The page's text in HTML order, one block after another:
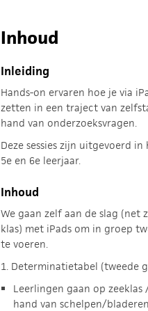
Inhoud
Inleiding
Hands-on ervaren hoe je via
zetten in een traject van
hand van onderzoeksvragen.
Deze sessies zijn uitgevoerd
5e en 6e leerjaar.
Inhoud
We gaan zelf aan de slag (net
klas) met iPads om in groep
te voeren.
1. Determinatietabel (tweede
Leerlingen gaan op zeeklas
hand van schelpen/